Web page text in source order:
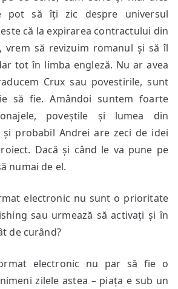
pot să îți zic despre universul
că la expirarea contractului din
vrem să revizuim romanul și să îl
tot în limba engleză. Nu ar avea
Crux sau povestirile, sunt
să fie. Amândoi suntem foarte
poveștile și lumea din
și probabil Andrei are zeci de idei
Dacă și când le va pune pe
numai de el.
electronic nu sunt o prioritate
sau urmează să activați și în
de curând?
electronic nu par să fie o
zilele astea – piața e sub un